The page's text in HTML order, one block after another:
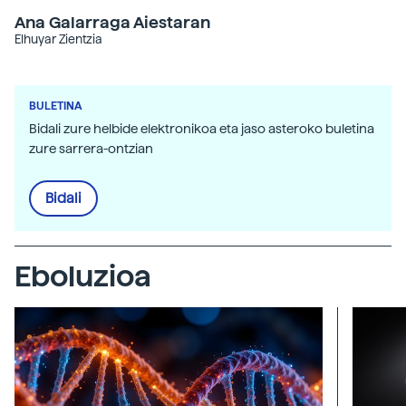
Ana Galarraga Aiestaran
Elhuyar Zientzia
BULETINA
Bidali zure helbide elektronikoa eta jaso asteroko buletina
zure sarrera-ontzian
Bidali
Eboluzioa